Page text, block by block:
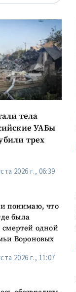
тела
УАБы
трех
2026 г., 06:39
понимаю, что
была
смертей одной
Вороновых
2026 г., 11:07